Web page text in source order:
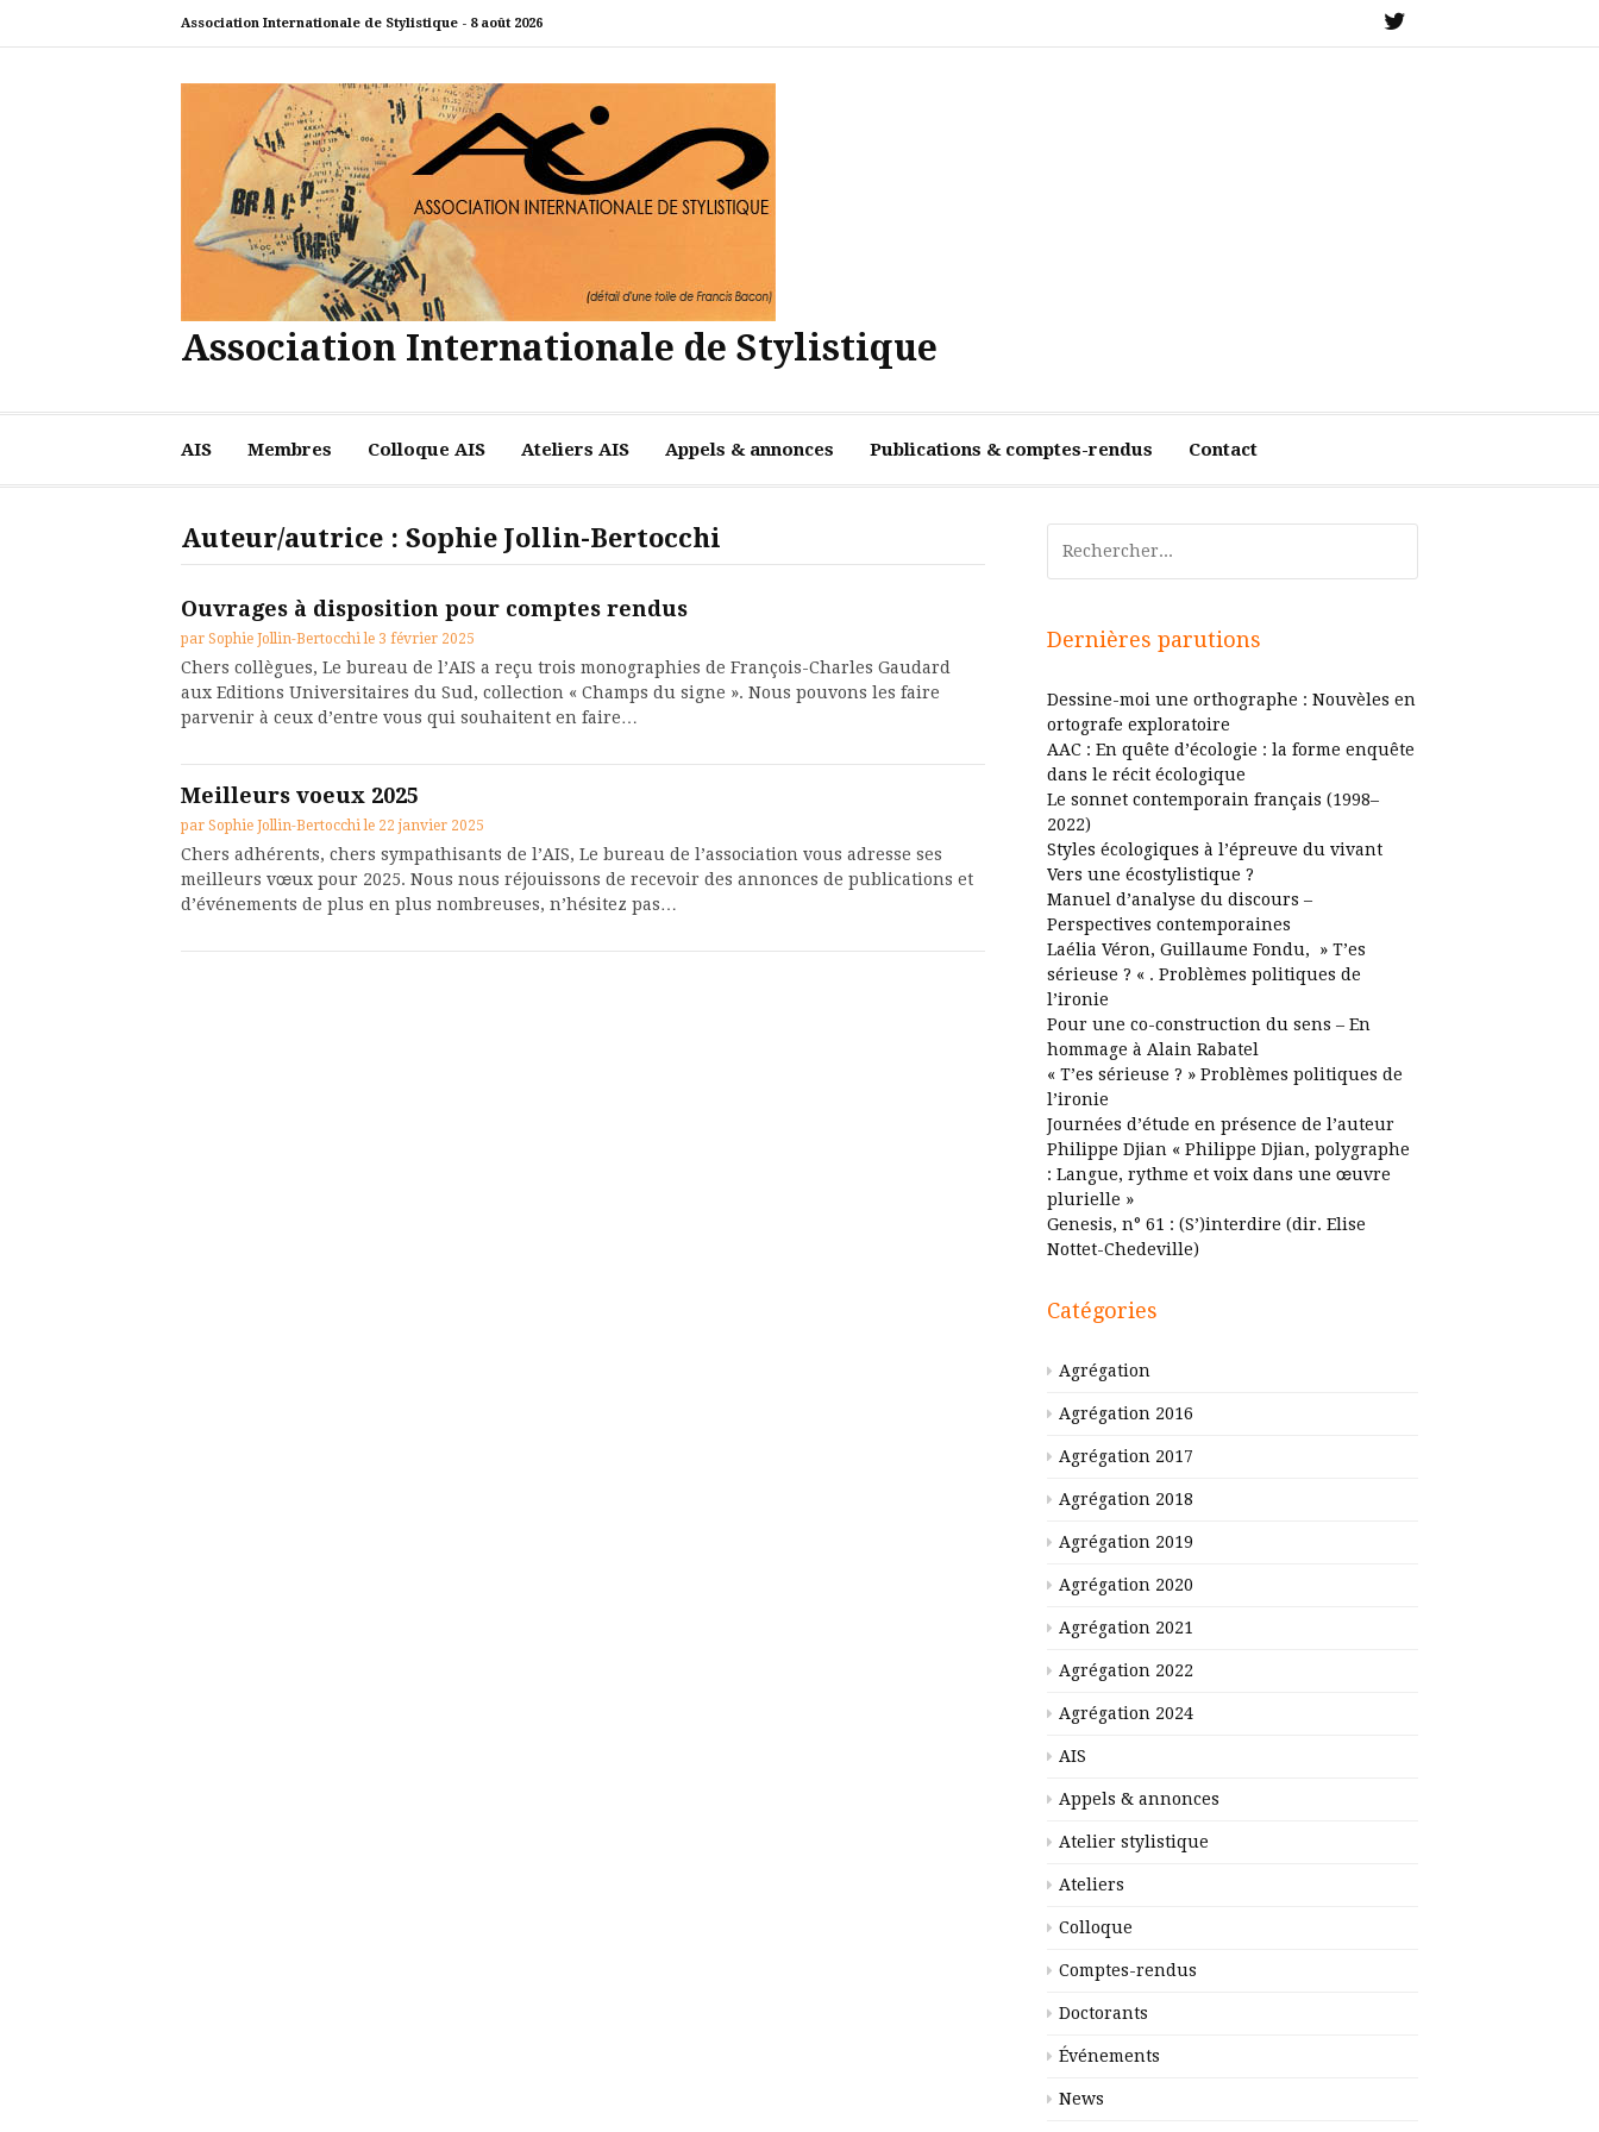
Association Internationale de Stylistique - 8 août 2026
Association Internationale de Stylistique
AIS Membres Colloque AIS Ateliers AIS Appels & annonces Publications & comptes-rendus Contact
Auteur/autrice : Sophie Jollin-Bertocchi
Ouvrages à disposition pour comptes rendus
par Sophie Jollin-Bertocchi le 3 février 2025
Chers collègues, Le bureau de l’AIS a reçu trois monographies de François-Charles Gaudard
aux Editions Universitaires du Sud, collection « Champs du signe ». Nous pouvons les faire
parvenir à ceux d’entre vous qui souhaitent en faire…
Meilleurs voeux 2025
par Sophie Jollin-Bertocchi le 22 janvier 2025
Chers adhérents, chers sympathisants de l’AIS, Le bureau de l’association vous adresse ses
meilleurs vœux pour 2025. Nous nous réjouissons de recevoir des annonces de publications et
d’événements de plus en plus nombreuses, n’hésitez pas…
Dernières parutions
Dessine-moi une orthographe : Nouvèles en
ortografe exploratoire
AAC : En quête d’écologie : la forme enquête
dans le récit écologique
Le sonnet contemporain français (1998–
2022)
Styles écologiques à l’épreuve du vivant
Vers une écostylistique ?
Manuel d’analyse du discours –
Perspectives contemporaines
Laélia Véron, Guillaume Fondu, » T’es
sérieuse ? « . Problèmes politiques de
l’ironie
Pour une co-construction du sens – En
hommage à Alain Rabatel
« T’es sérieuse ? » Problèmes politiques de
l’ironie
Journées d’étude en présence de l’auteur
Philippe Djian « Philippe Djian, polygraphe
: Langue, rythme et voix dans une œuvre
plurielle »
Genesis, n° 61 : (S’)interdire (dir. Elise
Nottet-Chedeville)
Catégories
Agrégation
Agrégation 2016
Agrégation 2017
Agrégation 2018
Agrégation 2019
Agrégation 2020
Agrégation 2021
Agrégation 2022
Agrégation 2024
AIS
Appels & annonces
Atelier stylistique
Ateliers
Colloque
Comptes-rendus
Doctorants
Événements
News